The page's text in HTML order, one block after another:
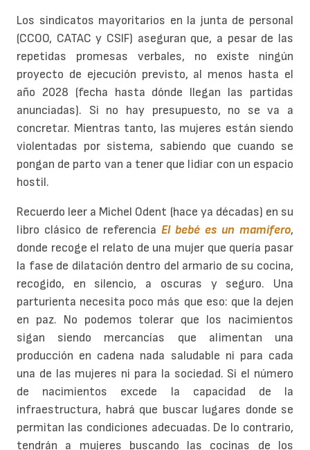
Los sindicatos mayoritarios en la junta de personal
(CCOO, CATAC y CSIF) aseguran que, a pesar de las
repetidas promesas verbales, no existe ningún
proyecto de ejecución previsto, al menos hasta el
año 2028 (fecha hasta dónde llegan las partidas
anunciadas). Si no hay presupuesto, no se va a
concretar. Mientras tanto, las mujeres están siendo
violentadas por sistema, sabiendo que cuando se
pongan de parto van a tener que lidiar con un espacio
hostil.
Recuerdo leer a Michel Odent (hace ya décadas) en su
libro clásico de referencia El bebé es un mamífero,
donde recoge el relato de una mujer que quería pasar
la fase de dilatación dentro del armario de su cocina,
recogido, en silencio, a oscuras y seguro. Una
parturienta necesita poco más que eso: que la dejen
en paz. No podemos tolerar que los nacimientos
sigan siendo mercancías que alimentan una
producción en cadena nada saludable ni para cada
una de las mujeres ni para la sociedad. Si el número
de nacimientos excede la capacidad de la
infraestructura, habrá que buscar lugares donde se
permitan las condiciones adecuadas. De lo contrario,
tendrán a mujeres buscando las cocinas de los